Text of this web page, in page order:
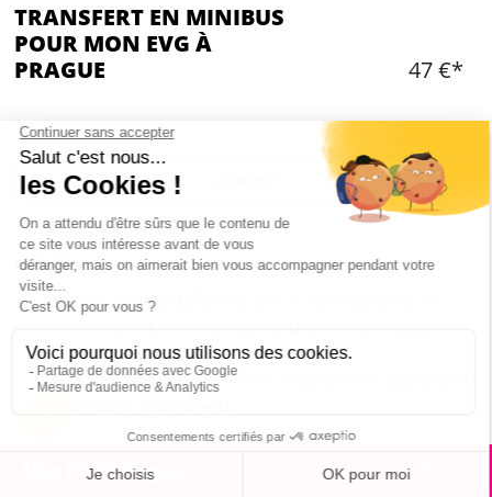
TRANSFERT EN MINIBUS
POUR MON EVG À
PRAGUE
47 €*
CONTENU
Le transfert A/R entre votre hébergement et
groupe
Accueil de la guide locale anglophone, dès votre
Mon EVG à Prague